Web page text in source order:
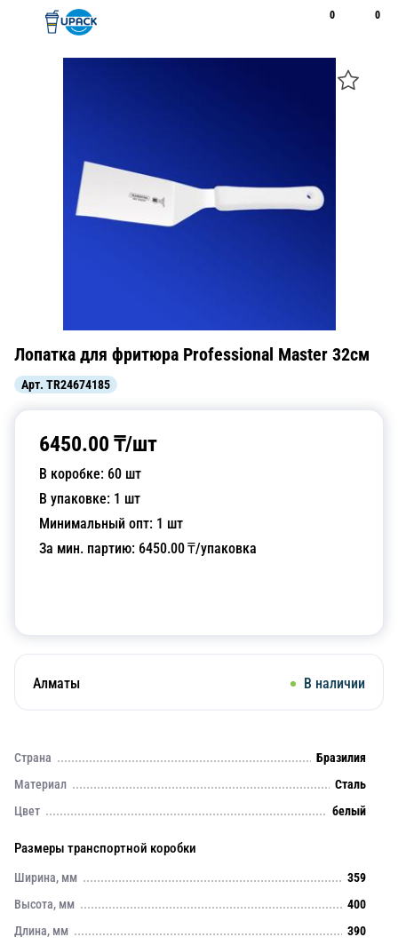
0 0
Лопатка для фритюра Professional Master 32см
Арт. TR24674185
6450.00 ₸/шт
В коробке: 60 шт
В упаковке: 1 шт
Минимальный опт: 1 шт
За мин. партию: 6450.00₸/упаковка
Алматы В наличии
Страна
Бразилия
Материал
Сталь
Цвет
белый
Размеры транспортной коробки
Ширина, мм
359
Высота, мм
400
Длина, мм
390